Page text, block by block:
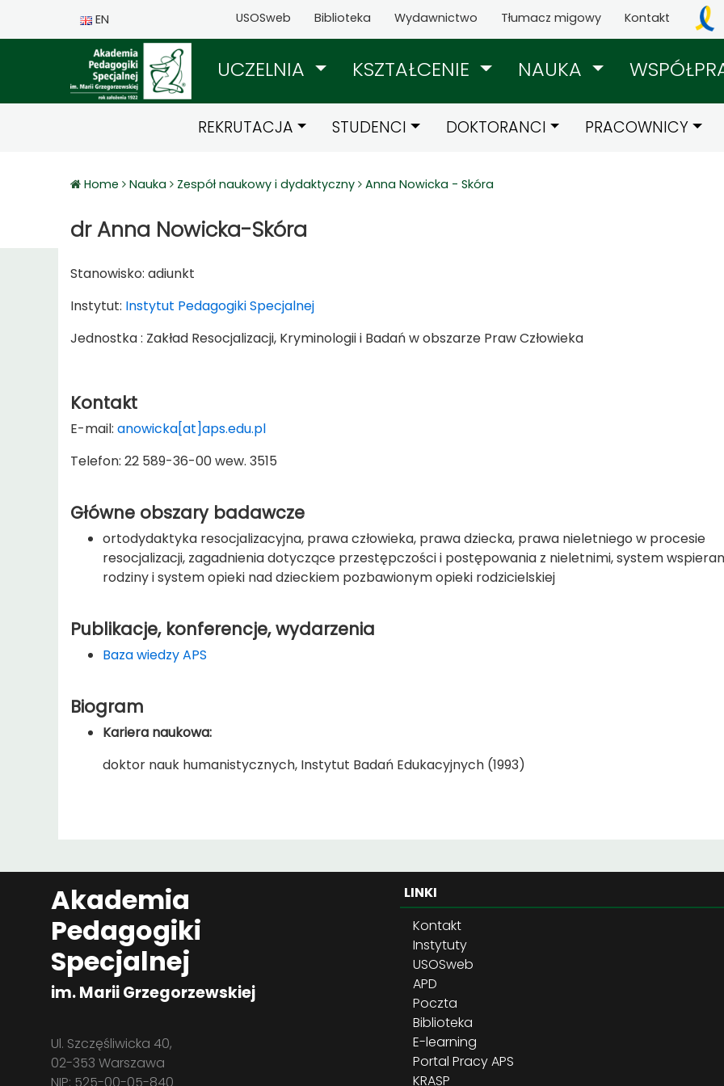
EN USOSweb Biblioteka Wydawnictwo Tłumacz migowy Kontakt
UCZELNIA KSZTAŁCENIE NAUKA
REKRUTACJA STUDENCI DOKTORANCI PRACOWNICY
Home Nauka Zespół naukowy i dydaktyczny Anna Nowicka - Skóra
dr Anna Nowicka-Skóra
Stanowisko: adiunkt
Instytut: Instytut Pedagogiki Specjalnej
Jednostka : Zakład Resocjalizacji, Kryminologii i Badań w obszarze Praw Człowieka
Kontakt
E-mail: anowicka[at]aps.edu.pl
Telefon: 22 589-36-00 wew. 3515
Główne obszary badawcze
ortodydaktyka resocjalizacyjna, prawa człowieka, prawa dziecka, prawa nieletniego w procesie
resocjalizacji, zagadnienia dotyczące przestępczości i postępowania z nieletnimi, system
rodziny i system opieki nad dzieckiem pozbawionym opieki rodzicielskiej
Publikacje, konferencje, wydarzenia
Baza wiedzy APS
Biogram
Kariera naukowa:
doktor nauk humanistycznych, Instytut Badań Edukacyjnych (1993)
Akademia
Pedagogiki
Specjalnej
im. Marii Grzegorzewskiej
Ul. Szczęśliwicka 40,
02-353 Warszawa
LINKI
Kontakt
Instytuty
USOSweb
APD
Poczta
Biblioteka
E-learning
Portal Pracy APS
KRASP